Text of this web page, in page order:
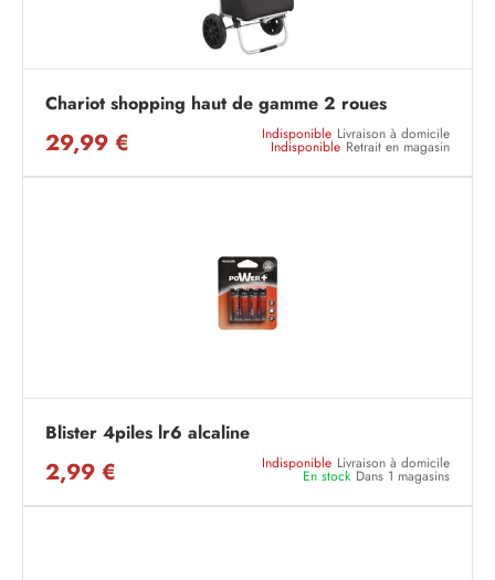
Chariot shopping haut de gamme 2 roues
29,99 € Indisponible Livraison à domicile
Indisponible Retrait en magasin
Blister 4piles lr6 alcaline
2,99 € Indisponible Livraison à domicile
En stock Dans 1 magasins